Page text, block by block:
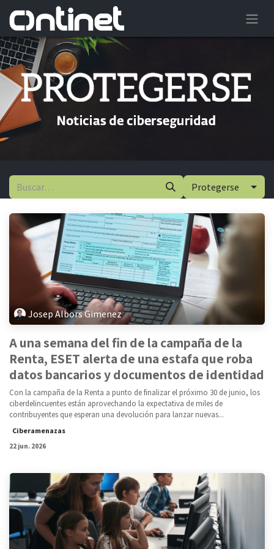
Protegerse
Josep Albors Gimenez
A una semana del fin de la campaña de la
Renta, ESET alerta de una estafa que roba
datos bancarios y documentos de identidad
Con la campaña de la Renta a punto de finalizar el próximo 30 de junio, los
ciberdelincuentes están aprovechando la expectativa de miles de
contribuyentes que esperan una devolución para lanzar nuevas...
Ciberamenazas
22 jun. 2026